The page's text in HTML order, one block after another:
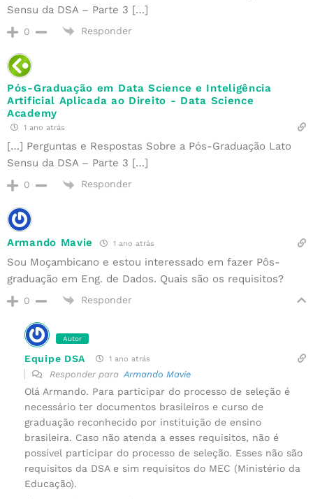
Sensu da DSA – Parte 3 […]
0 Responder
Pós-Graduação em Data Science e Inteligência
Artificial Aplicada ao Direito - Data Science
Academy
1 ano atrás
[…] Perguntas e Respostas Sobre a Pós-Graduação Lato
Sensu da DSA – Parte 3 […]
0 Responder
Armando Mavie 1 ano atrás
Sou Moçambicano e estou interessado em fazer Pôs-
graduação em Eng. de Dados. Quais são os requisitos?
0 Responder
Autor
Equipe DSA 1 ano atrás
Responder paraArmando Mavie
Olá Armando. Para participar do processo de seleção é
necessário ter documentos brasileiros e curso de
graduação reconhecido por instituição de ensino
brasileira. Caso não atenda a esses requisitos, não é
possível participar do processo de seleção. Esses não são
requisitos da DSA e sim requisitos do MEC (Ministério da
Educação).